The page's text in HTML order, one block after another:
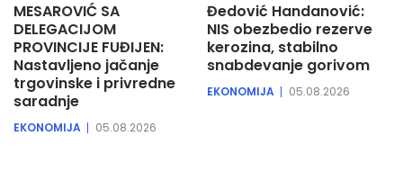
MESAROVIĆ SA
DELEGACIJOM
PROVINCIJE FUĐIJEN:
Nastavljeno jačanje
trgovinske i privredne
saradnje
EKONOMIJA 05.08.2026
Đedović Handanović:
NIS obezbedio rezerve
kerozina, stabilno
snabdevanje gorivom
EKONOMIJA 05.08.2026